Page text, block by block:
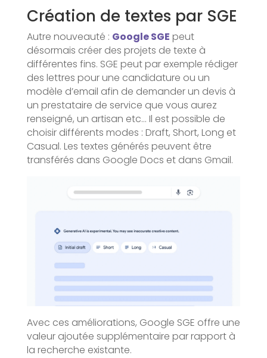
Création de textes par SGE
Autre nouveauté : Google SGE peut
désormais créer des projets de texte à
différentes fins. SGE peut par exemple rédiger
des lettres pour une candidature ou un
modèle d’email afin de demander un devis à
un prestataire de service que vous aurez
renseigné, un artisan etc… Il est possible de
choisir différents modes : Draft, Short, Long et
Casual. Les textes générés peuvent être
transférés dans Google Docs et dans Gmail.
Avec ces améliorations, Google SGE offre une
valeur ajoutée supplémentaire par rapport à
la recherche existante.